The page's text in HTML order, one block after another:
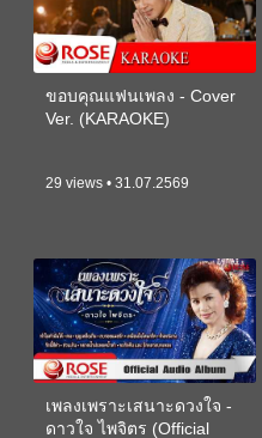
ขอบคุณแฟนเพลง - Cover
Ver. (KARAOKE)
29 views • 31.07.2569
เพลงเพราะเสนาะดวงใจ -
ดาวใจ ไพจิตร (Official